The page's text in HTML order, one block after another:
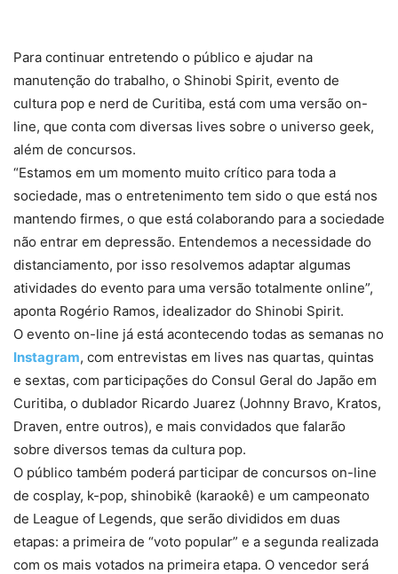
Para continuar entretendo o público e ajudar na
manutenção do trabalho, o Shinobi Spirit, evento de
cultura pop e nerd de Curitiba, está com uma versão on-
line, que conta com diversas lives sobre o universo geek,
além de concursos.
“Estamos em um momento muito crítico para toda a
sociedade, mas o entretenimento tem sido o que está nos
mantendo firmes, o que está colaborando para a sociedade
não entrar em depressão. Entendemos a necessidade do
distanciamento, por isso resolvemos adaptar algumas
atividades do evento para uma versão totalmente online”,
aponta Rogério Ramos, idealizador do Shinobi Spirit.
O evento on-line já está acontecendo todas as semanas no
Instagram, com entrevistas em lives nas quartas, quintas
e sextas, com participações do Consul Geral do Japão em
Curitiba, o dublador Ricardo Juarez (Johnny Bravo, Kratos,
Draven, entre outros), e mais convidados que falarão
sobre diversos temas da cultura pop.
O público também poderá participar de concursos on-line
de cosplay, k-pop, shinobikê (karaokê) e um campeonato
de League of Legends, que serão divididos em duas
etapas: a primeira de “voto popular” e a segunda realizada
com os mais votados na primeira etapa. O vencedor será